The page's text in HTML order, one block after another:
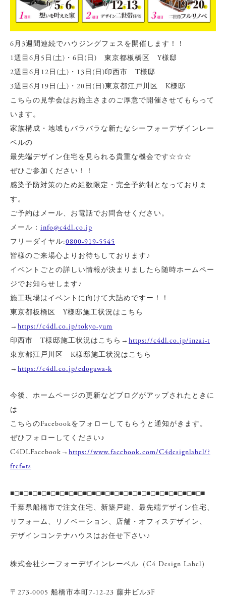
6月3週間連続でハウジングフェスを開催します！！
1週目6月5日(土)・6日(日) 東京都板橋区 Y様邸
2週目6月12日(土)・13日(日)印西市 T様邸
3週目6月19日(土)・20日(日)東京都江戸川区 K様邸
こちらの見学会はお施主さまのご厚意で開催させてもらって
います。
家族構成・地域もバラバラな新たなシーフォーデザインレー
ベルの
最先端デザイン住宅を見られる貴重な機会です☆☆☆
ぜひご参加ください！！
感染予防対策のため組数限定・完全予約制となっておりま
す。
ご予約はメール、お電話でお問合せください。
メール： info@c4dl.co.jp
フリーダイヤル:0800-919-5545
皆様のご来場心よりお待ちしております♪
イベントごとの詳しい情報が決まりましたら随時ホームペー
ジでお知らせします♪
施工現場はイベントに向けて大詰めですー！！
東京都板橋区 Y様邸施工状況はこちら
→ https://c4dl.co.jp/tokyo-yum
印西市 T様邸施工状況はこちら→ https://c4dl.co.jp/inzai-t
東京都江戸川区 K様邸施工状況はこちら
→ https://c4dl.co.jp/edogawa-k
今後、ホームページの更新などブログがアップされたときに
は
こちらのFacebookをフォローしてもらうと通知がきます。
ぜひフォローしてください♪
C4DLFacebook→ https://www.facebook.com/C4designlabel/?
fref=ts
■□■□■□■□■□■□■□■□■□■□■□■□■□■□■□■□■□■□■□■□■□■
千葉県船橋市で注文住宅、新築戸建、最先端デザイン住宅、
リフォーム、リノベーション、店舗・オフィスデザイン、
デザインコンテナハウスはお任せ下さい♪
株式会社シーフォーデザインレーベル（C4 Design Label）
〒273-0005 船橋市本町7-12-23 藤井ビル3F